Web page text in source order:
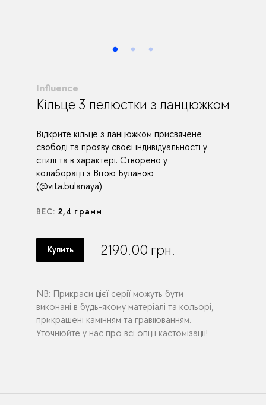
Influence
Кільце 3 пелюстки з ланцюжком
Відкрите кільце з ланцюжком присвячене
свободі та прояву своєї індивідуальності у
стилі та в характері. Створено у
колаборації з Вітою Буланою
(@vita.bulanaya)
ВЕС: 2,4 грамм
Купить 2190.00 грн.
NB: Прикраси цієї серії можуть бути
виконані в будь-якому матеріалі та кольорі,
прикрашені камінням та гравіюванням.
Уточнюйте у нас про всі опції кастомізації!